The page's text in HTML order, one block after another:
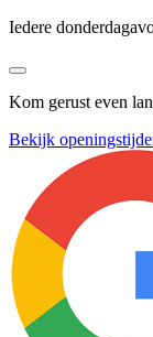
Iedere
Kom gerust even
Bekijk